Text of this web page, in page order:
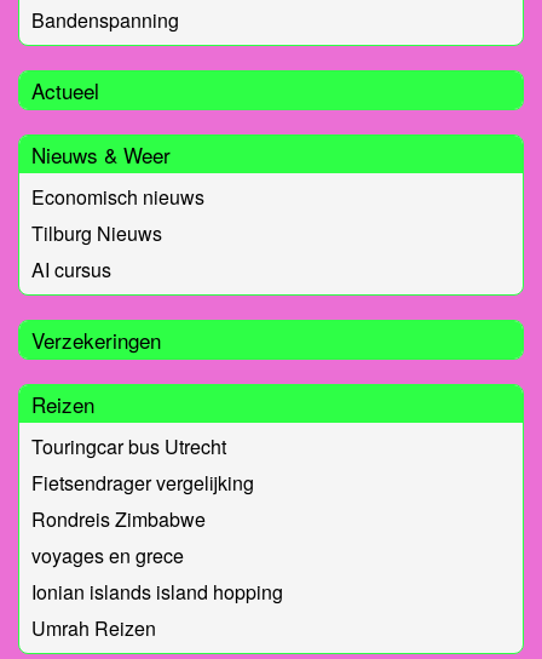
Bandenspanning
Actueel
Nieuws & Weer
Economisch nieuws
Tilburg Nieuws
AI cursus
Verzekeringen
Reizen
Touringcar bus Utrecht
Fietsendrager vergelijking
Rondreis Zimbabwe
voyages en grece
Ionian islands island hopping
Umrah Reizen